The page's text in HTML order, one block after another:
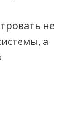
не
а